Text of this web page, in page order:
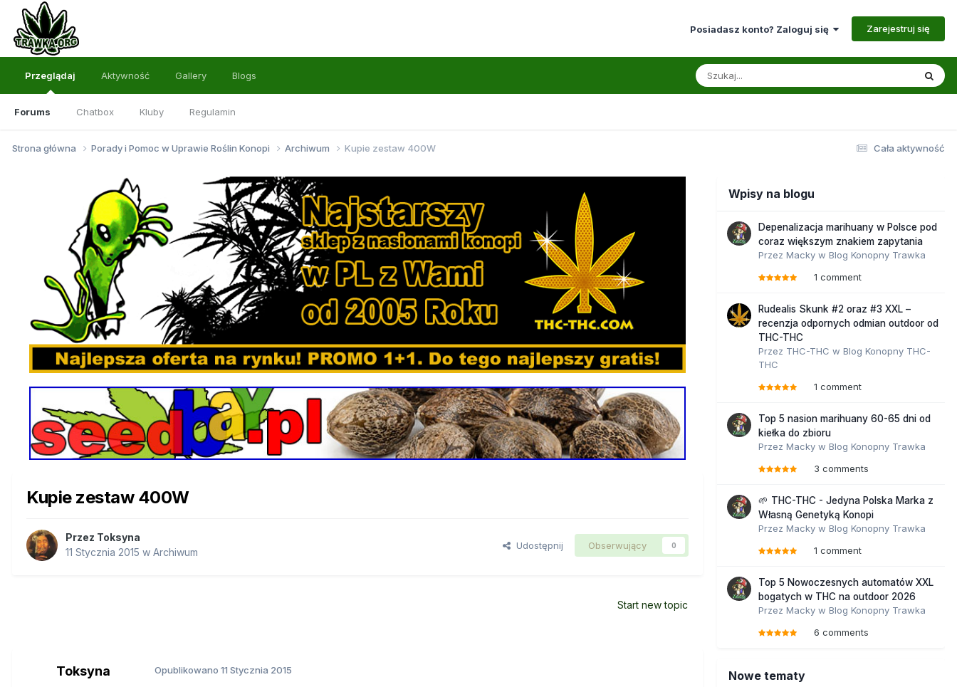
Posiadasz konto? Zaloguj się Zarejestruj się
Przeglądaj
Forums Chatbox Kluby Regulamin
Aktywność Gallery Blogs
Cała aktywność
Strona główna Porady i Pomoc w Uprawie Roślin Konopi Archiwum Kupie zestaw 400W
Kupie zestaw 400W
Przez Toksyna
11 Stycznia 2015 w Archiwum
Udostępnij Obserwujący 0
Start new topic
Toksyna Opublikowano 11 Stycznia 2015
Wpisy na blogu
Depenalizacja marihuany w Polsce pod
coraz większym znakiem zapytania
Przez Macky w Blog Konopny Trawka
1 comment
Rudealis Skunk #2 oraz #3 XXL –
recenzja odpornych odmian outdoor od
THC-THC
Przez THC-THC w Blog Konopny THC-
THC
1 comment
Top 5 nasion marihuany 60-65 dni od
kiełka do zbioru
Przez Macky w Blog Konopny Trawka
3 comments
🌱 THC-THC - Jedyna Polska Marka z
Własną Genetyką Konopi
Przez Macky w Blog Konopny Trawka
1 comment
Top 5 Nowoczesnych automatów XXL
bogatych w THC na outdoor 2026
Przez Macky w Blog Konopny Trawka
6 comments
Nowe tematy